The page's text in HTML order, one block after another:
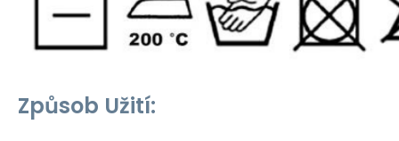
Způsob Užití: